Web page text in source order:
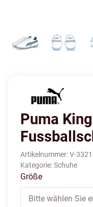
Puma
Artikelnummer:V-
Kategorie:Schuhe
Größe
Bitte wählen Sie